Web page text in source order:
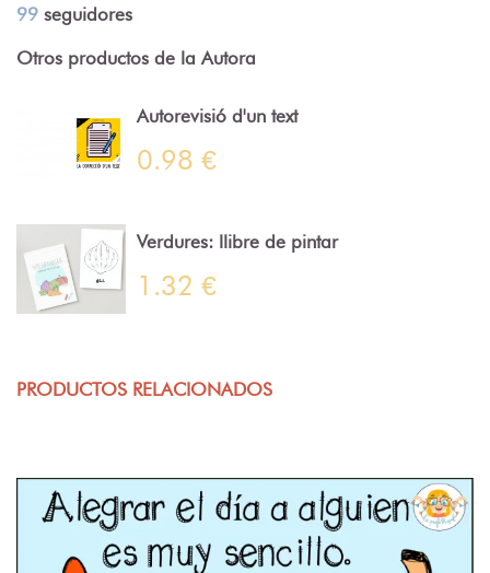
99 seguidores
Otros productos de la Autora
Autorevisió d'un text
0.98 €
Verdures: llibre de pintar
1.32 €
PRODUCTOS RELACIONADOS